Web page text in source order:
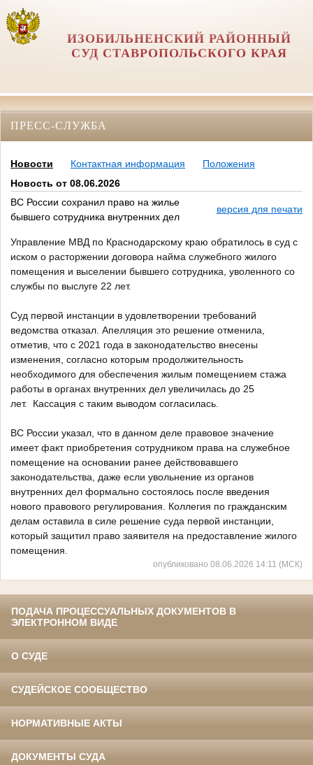
ИЗОБИЛЬНЕНСКИЙ РАЙОННЫЙ
СУД СТАВРОПОЛЬСКОГО КРАЯ
ПРЕСС-СЛУЖБА
Новости Контактная информация
Положения
Новость от 08.06.2026
ВС России сохранил право на жилье
бывшего сотрудника внутренних дел
версия для печати
Управление МВД по Краснодарскому краю обратилось в суд с
иском о расторжении договора найма служебного жилого
помещения и выселении бывшего сотрудника, уволенного со
службы по выслуге 22 лет.
Суд первой инстанции в удовлетворении требований
ведомства отказал. Апелляция это решение отменила,
отметив, что с 2021 года в законодательство внесены
изменения, согласно которым продолжительность
необходимого для обеспечения жилым помещением стажа
работы в органах внутренних дел увеличилась до 25
лет. Кассация с таким выводом согласилась.
ВС России указал, что в данном деле правовое значение
имеет факт приобретения сотрудником права на служебное
помещение на основании ранее действовавшего
законодательства, даже если увольнение из органов
внутренних дел формально состоялось после введения
нового правового регулирования. Коллегия по гражданским
делам оставила в силе решение суда первой инстанции,
который защитил право заявителя на предоставление жилого
помещения.
опубликовано 08.06.2026 14:11 (МСК)
ПОДАЧА ПРОЦЕССУАЛЬНЫХ ДОКУМЕНТОВ В
ЭЛЕКТРОННОМ ВИДЕ
О СУДЕ
СУДЕЙСКОЕ СООБЩЕСТВО
НОРМАТИВНЫЕ АКТЫ
ДОКУМЕНТЫ СУДА